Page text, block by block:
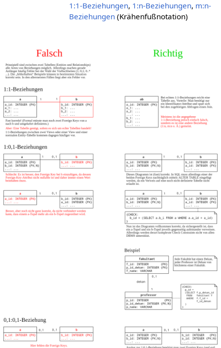
1:1-Beziehungen, 1:n-Beziehungen, m:n-
Beziehungen(Krähenfußnotation)